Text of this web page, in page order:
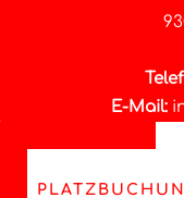
E-Mail: